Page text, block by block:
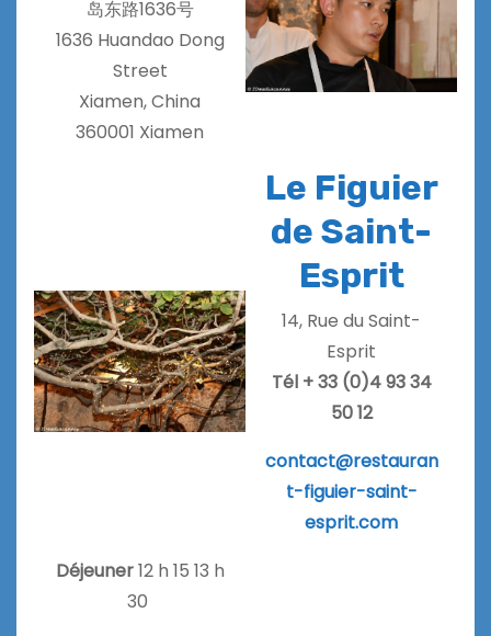
岛东路1636号
1636 Huandao Dong
Street
Xiamen, China
360001 Xiamen
Le Figuier
de Saint-
Esprit
14, Rue du Saint-
Esprit
Tél + 33 (0)4 93 34
50 12
contact@restauran
t-figuier-saint-
esprit.com
Déjeuner12 h 15 13 h
30